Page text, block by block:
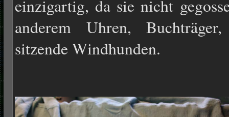
einzigartig, da sie nicht
anderem Uhren,
sitzende Windhunden.